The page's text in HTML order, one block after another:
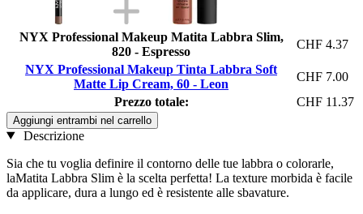
NYX Professional Makeup Matita Labbra Slim,
820 - Espresso
CHF 4.37
NYX Professional Makeup Tinta Labbra Soft
Matte Lip Cream, 60 - Leon
CHF 7.00
Prezzo totale:
CHF 11.37
Aggiungi entrambi nel carrello
Descrizione
Sia che tu voglia definire il contorno delle tue labbra o colorarle,
laMatita Labbra Slim è la scelta perfetta! La texture morbida è facile
da applicare, dura a lungo ed è resistente alle sbavature.